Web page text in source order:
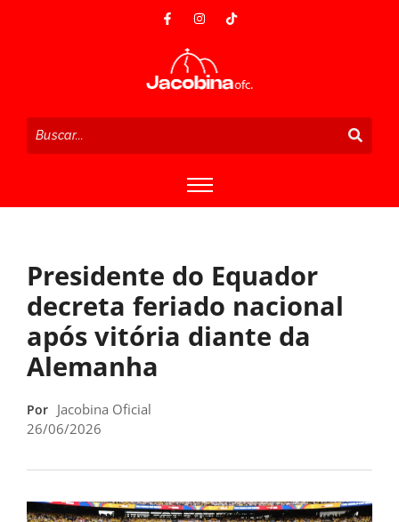
Presidente do Equador
decreta feriado nacional
após vitória diante da
Alemanha
Por Jacobina Oficial
26/06/2026